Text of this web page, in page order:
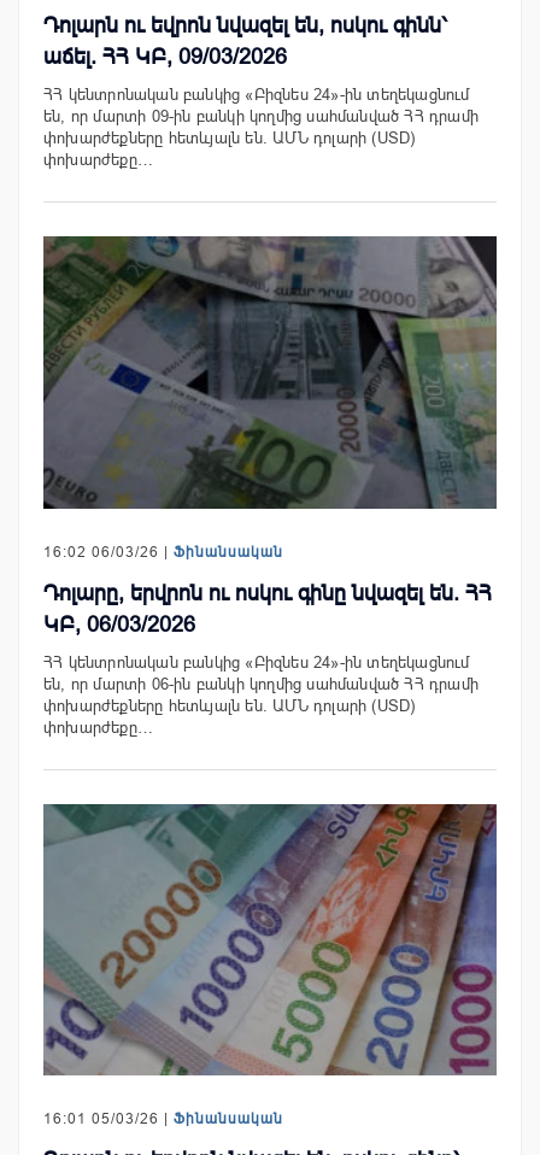
Դոլարն ու եվրոն նվազել են, ոսկու գինն՝
աճել. ՀՀ ԿԲ, 09/03/2026
ՀՀ կենտրոնական բանկից «Բիզնես 24»-ին տեղեկացնում
են, որ մարտի 09-ին բանկի կողմից սահմանված ՀՀ դրամի
փոխարժեքները հետևյալն են. ԱՄՆ դոլարի (USD)
փոխարժեքը…
16:02 06/03/26 | Ֆինանսական
Դոլարը, երվրոն ու ոսկու գինը նվազել են. ՀՀ
ԿԲ, 06/03/2026
ՀՀ կենտրոնական բանկից «Բիզնես 24»-ին տեղեկացնում
են, որ մարտի 06-ին բանկի կողմից սահմանված ՀՀ դրամի
փոխարժեքները հետևյալն են. ԱՄՆ դոլարի (USD)
փոխարժեքը…
16:01 05/03/26 | Ֆինանսական